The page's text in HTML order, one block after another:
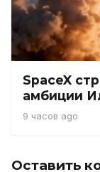
SpaceX
амбиции
9 часов ago
Оставить